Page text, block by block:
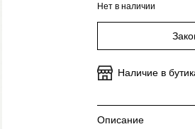
Нет в наличии
Наличие в
Описание